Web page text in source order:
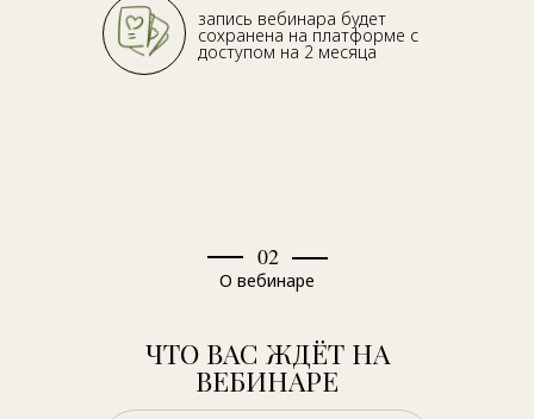
запись вебинара будет
сохранена на платформе с
доступом на 2 месяца
ЧТО ВАС ЖДЁТ НА
ВЕБИНАРЕ
02
О вебинаре